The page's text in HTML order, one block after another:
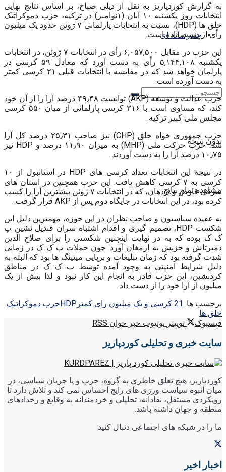
چندرسانه ای
بدون نتیجه
مشاهده تمام نتایج
به گزارش کوردپاریز به نقل از دیلی صباح، بر اساس نتایج نهایی
انتخابات روز یکشنبه ۱۰ آبان (۱نوامبر) در ترکیه، حزب دموکراتیک
خلق ها (HDP)، نسبت به انتخابات پارلمانی ۷ ژوئن حدود یک میلیون
رأی از دست داده است.
این حزب در مقابل ۶,۰۵۷,۵۰۰ رأی در انتخابات ۷ ژوئن، در انتخابات
یکشنبه ۵,۱۴۴,۱۰۸ رأی به دست آورد که معادل ۵۹ کرسی در
پارلمان خواهد شد که در مقایسه با انتخابات قبلی ۲۱ کرسی کمتر
به دست آورده است.
حزب عدالت و توسعه (AKP) توانست ۴۹٫۴۸ درصد آرا را از آن خود
کند، که مساوی است با ۳۱۶ کرسی پارلمانی از میان ۵۵۰ کرسی
مجلس ملی کبیر ترکیه.
حزب جمهوری خواه خلق (CHP) نیز صاحب ۲۵٫۳۱ درصد کل آرا
شد؛ حزب حرکت ملی (MHP) به میزان ۱۱٫۹۰ درصد و HDP نیز
۱۰٫۷۵ درصد آرا را به دست آوردند.
در نتیجۀ این انتخابات تعداد کرسی های ‌HDP در استانبول از ۱۰
کرسی به ۷ کرسی کاهش یافت. این حزب همچنین در استان های
شرقی قارص و اردهان، که در انتخابات ۷ ژوئن بیشترین آرا را کسب
کرده بود، در این انتخابات در جایگاه دوم پس از AKP قرار گرفت.
به عقیده سیاسیون و صاحب نظران در این حوزه، مهمترین دلیل این
شکست HDP، تصمیم گیری و اقدام اشتباه سران قندیل نشین پ
ک ک بوده که به در نهایت اینچنین شکستی را برای صلاح الدین
دمیرتاش و حزبش به ارمغان آورد. چون حملات پ ک ک در زمانی
شدت گرفته بود که زمان تبلیغات و برپایی میتینگ ها بود که البته به
دلیل شرایط امنیتی به وجود آمده توسط پ ک ک در مناطق
کردنشین، این حزب قادر به انجام این کار نبود و لذا بیش از یک
میلیون از آرا خود را از دست داد.
برچسب ها: 21 کرسی و یک میلیون رای کمتر HDPحزب دموکراتیک
خلق ها
فیسبوک
توییتر یوتیوب خبر خوان RSS
سایت خبری و تحلیلی کوردپاریز
کوردپاریز، هیچ تعلق خاطری به گروه، حزب و یا جریان سیاسی، در
میان انبوه سیاست ورزی های رایج احساس نمی کند و تلاش دارد تا
رویکردی مستقل، نقادانه، تحلیلی و خردمندانه به وقایع و رخدادهای
منطقه و جهان داشته باشد.
ما را در شبکه های اجتماعی دنبال کنید:
اخبار اخیر